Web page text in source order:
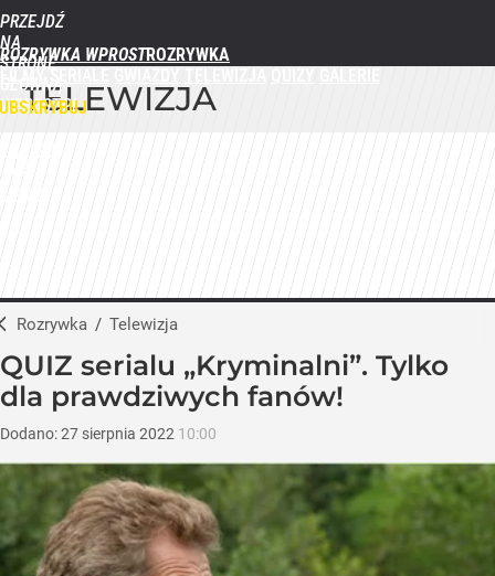
PRZEJDŹ
NA
STRONĘ
GŁÓWNĄ
WPROST.PL
ROZRYWKA WPROST
TELEWIZJA
Rozrywka / Telewizja
QUIZ serialu „Kryminalni”. Tylko
dla prawdziwych fanów!
Dodano:27 sierpnia 2022 10:00